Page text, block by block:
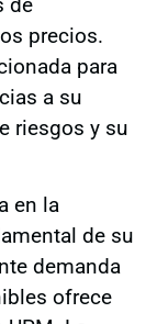
precios.
para
a su
riesgos y su
en la
de su
demanda
ofrece